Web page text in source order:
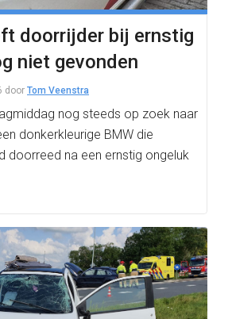
doorrijder bij ernstig
niet gevonden
door Tom Veenstra
nog steeds op zoek naar
donkerkleurige BMW die
doorreed na een ernstig ongeluk